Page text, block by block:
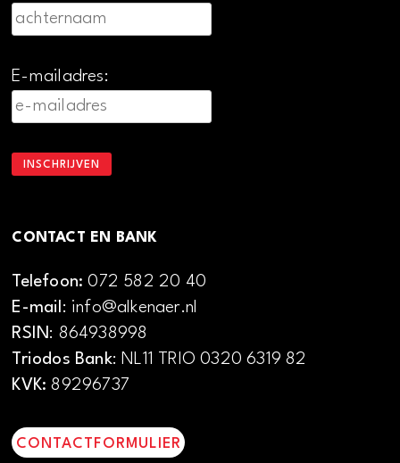
E-mailadres:
CONTACT EN BANK
Telefoon:072 582 20 40
E-mail: info@alkenaer.nl
RSIN: 864938998
Triodos Bank: NL11 TRIO 0320 6319 82
KVK: 89296737
CONTACTFORMULIER